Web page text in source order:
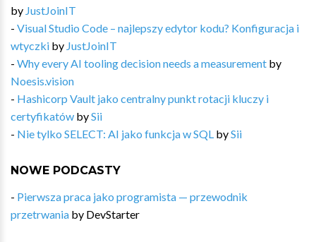
by JustJoinIT
- Visual Studio Code – najlepszy edytor kodu? Konfiguracja i
wtyczki by JustJoinIT
- Why every AI tooling decision needs a measurement by
Noesis.vision
- Hashicorp Vault jako centralny punkt rotacji kluczy i
certyfikatów bySii
- Nie tylko SELECT: AI jako funkcja w SQL bySii
NOWE PODCASTY
- Pierwsza praca jako programista — przewodnik
przetrwania by DevStarter